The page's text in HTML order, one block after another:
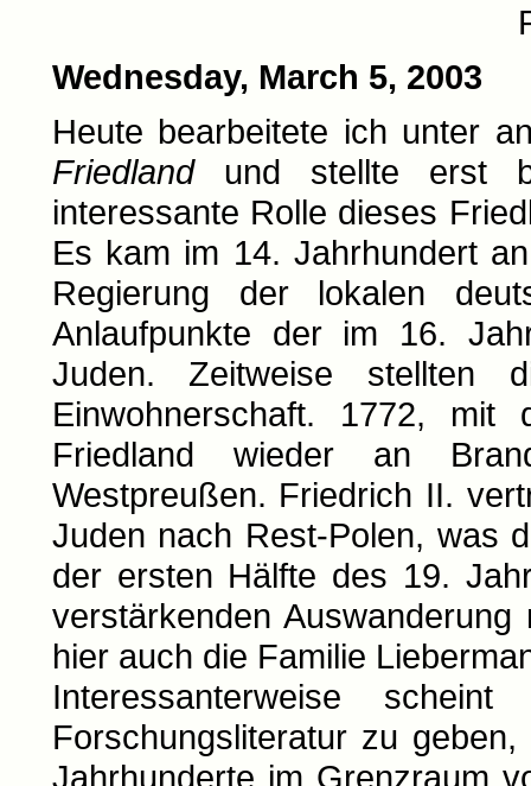
Wednesday, March 5, 2003
Heute bearbeitete ich unter
Friedlandund stellte erst
interessante Rolle dieses
Es kam im 14. Jahrhundert
Regierung der lokalen
Anlaufpunkte der im 16.
Juden. Zeitweise stellten
Einwohnerschaft. 1772, mit
Friedland wieder an
Westpreußen. Friedrich II.
Juden nach Rest-Polen, was
der ersten Hälfte des 19.
verstärkenden
hier auch die Familie
Interessanterweise
Forschungsliteratur zu
Jahrhunderte im Grenzraum